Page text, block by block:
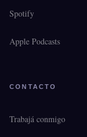
Spotify
Apple Podcasts
CONTACTO
Trabajá conmigo